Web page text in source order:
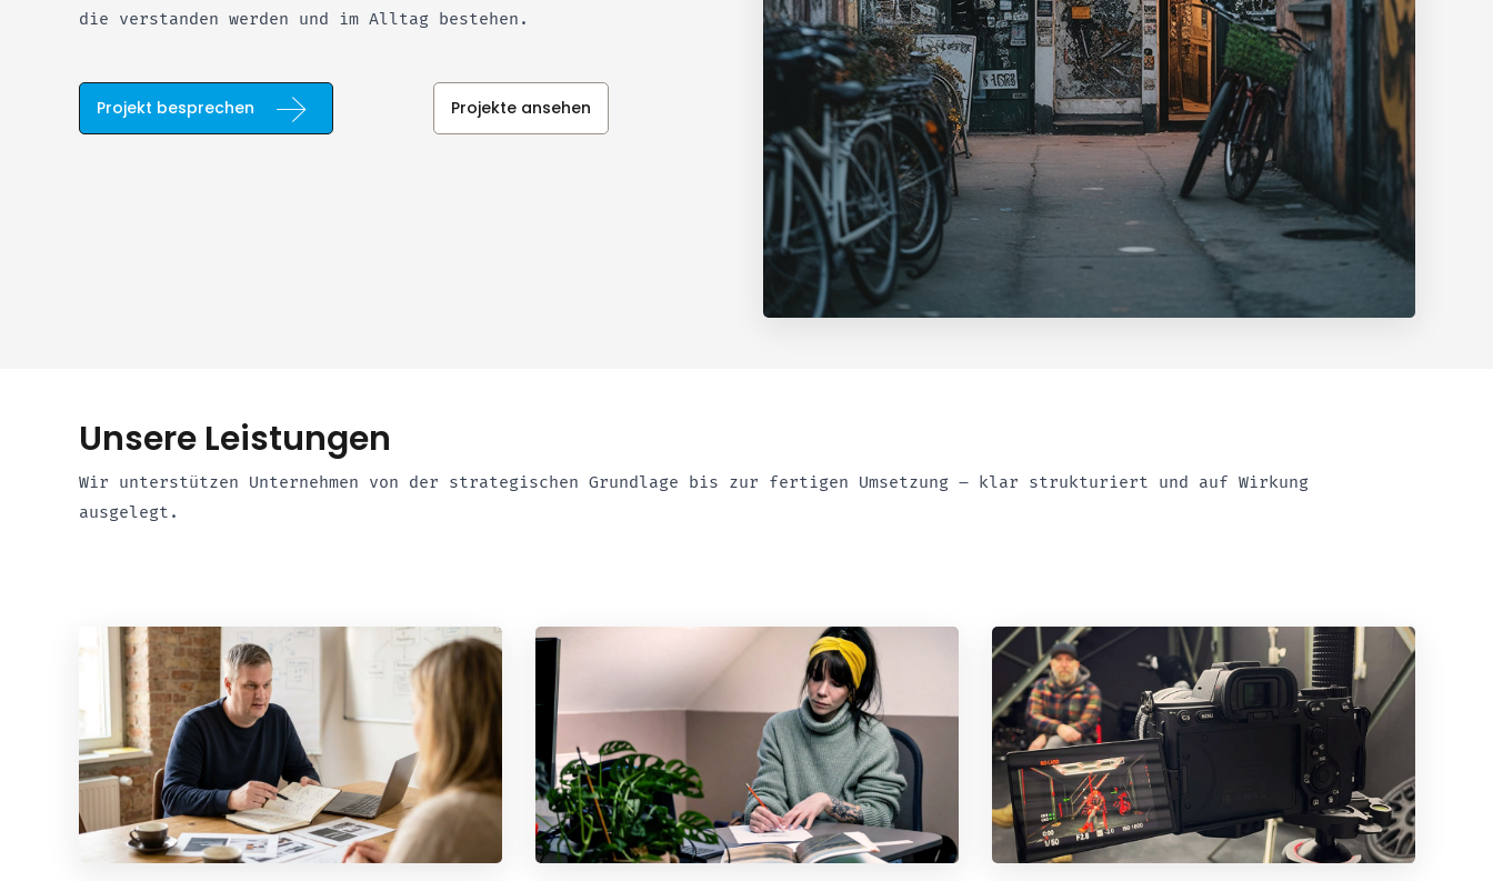
die verstanden werden und im Alltag bestehen.
Projekt besprechen Projekte ansehen
Unsere Leistungen
Wir unterstützen Unternehmen von der strategischen Grundlage bis zur fertigen Umsetzung – klar strukturiert und auf Wirkung
ausgelegt.